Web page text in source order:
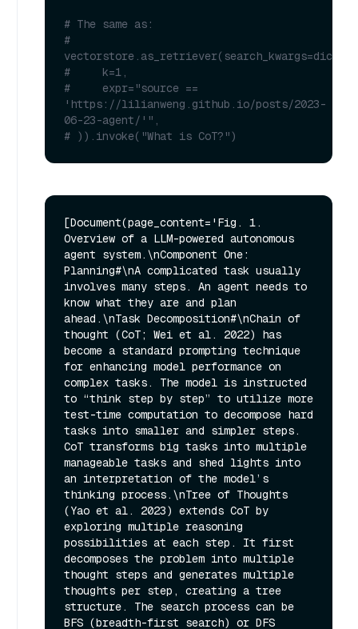
# The same as:
#
vectorstore.as_retriever(search_kwargs=dict(
#     k=1,
#     expr="source ==
'https://lilianweng.github.io/posts/2023-
06-23-agent/'",
# )).invoke("What is CoT?")
[Document(page_content='Fig. 1.
Overview of a LLM-powered autonomous
agent system.\nComponent One:
Planning#\nA complicated task usually
involves many steps. An agent needs to
know what they are and plan
ahead.\nTask Decomposition#\nChain of
thought (CoT; Wei et al. 2022) has
become a standard prompting technique
for enhancing model performance on
complex tasks. The model is instructed
to “think step by step” to utilize more
test-time computation to decompose hard
tasks into smaller and simpler steps.
CoT transforms big tasks into multiple
manageable tasks and shed lights into
an interpretation of the model’s
thinking process.\nTree of Thoughts
(Yao et al. 2023) extends CoT by
exploring multiple reasoning
possibilities at each step. It first
decomposes the problem into multiple
thought steps and generates multiple
thoughts per step, creating a tree
structure. The search process can be
BFS (breadth-first search) or DFS